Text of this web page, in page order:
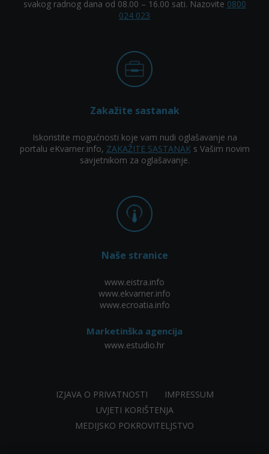
svakog radnog dana od 08.00 – 16.00 sati. Nazovite 0800
024 023
Zakažite sastanak
Iskoristite mogućnosti koje vam nudi oglašavanje na
portalu eKvarner.info, ZAKAŽITE SASTANAKs Vašim novim
savjetnikom za oglašavanje.
Naše stranice
www.eistra.info
www.ekvarner.info
www.ecroatia.info
Marketinška agencija
www.estudio.hr
IZJAVA O PRIVATNOSTI
IMPRESSUM
UVJETI KORIŠTENJA
MEDIJSKO POKROVITELJSTVO